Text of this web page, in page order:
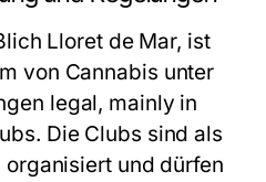
Lloret de Mar, ist
von Cannabis unter
legal, mainly in
Die Clubs sind als
und dürfen